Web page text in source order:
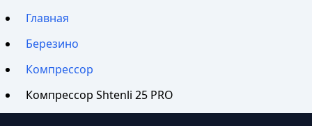
Главная
Березино
Компрессор
Компрессор Shtenli 25 PRO